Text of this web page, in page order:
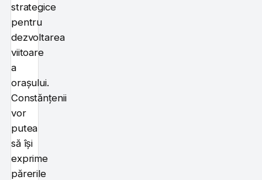
strategice
pentru
dezvoltarea
viitoare
a
orașului.
Constănțenii
vor
putea
să își
exprime
părerile